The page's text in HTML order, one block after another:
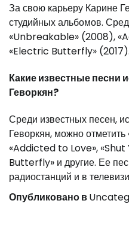
За свою карьеру Карине
студийных альбомов.
«Unbreakable» (2008),
«Electric Butterfly» (2017).
Какие известные песни
Геворкян?
Среди известных песен,
Геворкян, можно
«Addicted to Love»,
Butterfly» и другие. Ее
радиостанций и в
Опубликовано в